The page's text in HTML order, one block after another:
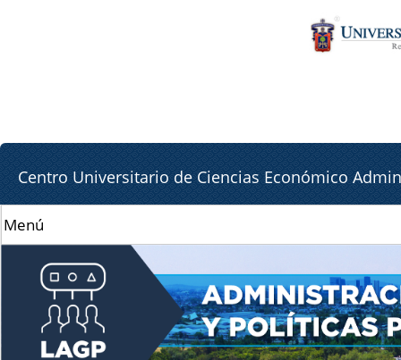
la
Centro Universitario de Ciencias Económico